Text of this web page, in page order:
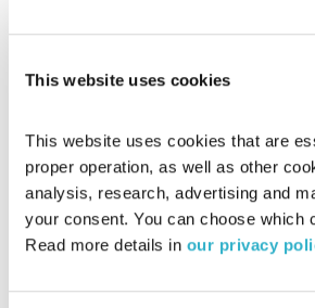
This website uses cookies
This website uses cookies that are
proper operation, as well as other
analysis, research, advertising and
your consent. You can choose which
Read more details in our privacy
בנקהלטר, והפעם – נחמה, תקווה,רוך,